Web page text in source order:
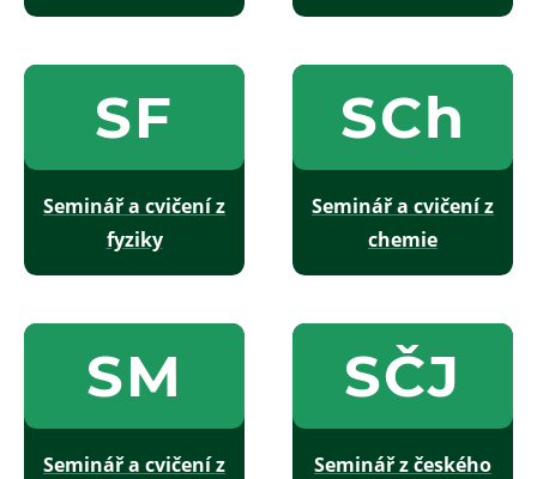
SF
Seminář a cvičení z
fyziky
SCh
Seminář a cvičení z
chemie
SM
Seminář a cvičení z
SČJ
Seminář z českého